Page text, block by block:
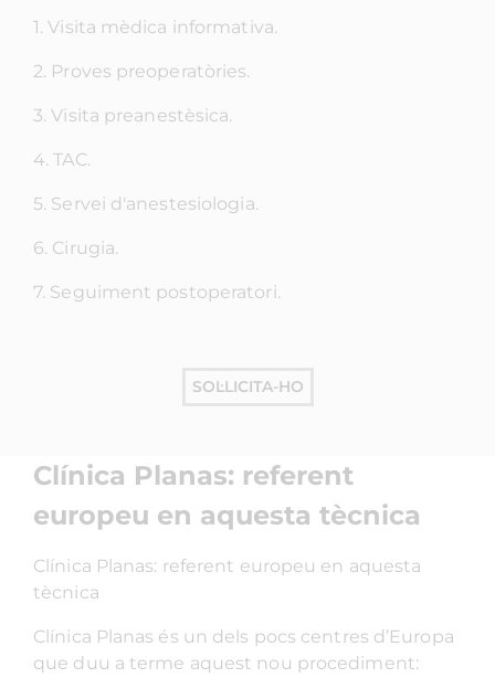
1. Visita mèdica informativa.
2. Proves preoperatòries.
3. Visita preanestèsica.
4. TAC.
5. Servei d'anestesiologia.
6. Cirugia.
7. Seguiment postoperatori.
SOL·LICITA-HO
Clínica Planas: referent
europeu en aquesta tècnica
Clínica Planas: referent europeu en aquesta
tècnica
Clínica Planas és un dels pocs centres d’Europa
que duu a terme aquest nou procediment: